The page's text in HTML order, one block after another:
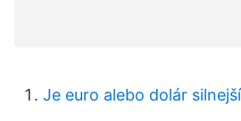
Je euro alebo dolár silnejší